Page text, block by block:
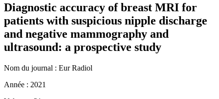
Diagnostic accuracy of breast MRI for
patients with suspicious nipple discharge
and negative mammography and
ultrasound: a prospective study
Nom du journal : Eur Radiol
Année : 2021